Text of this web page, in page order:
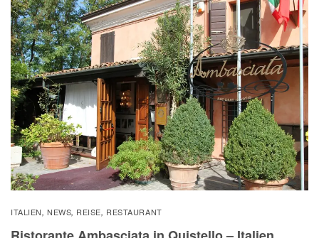
ITALIEN, NEWS, REISE, RESTAURANT